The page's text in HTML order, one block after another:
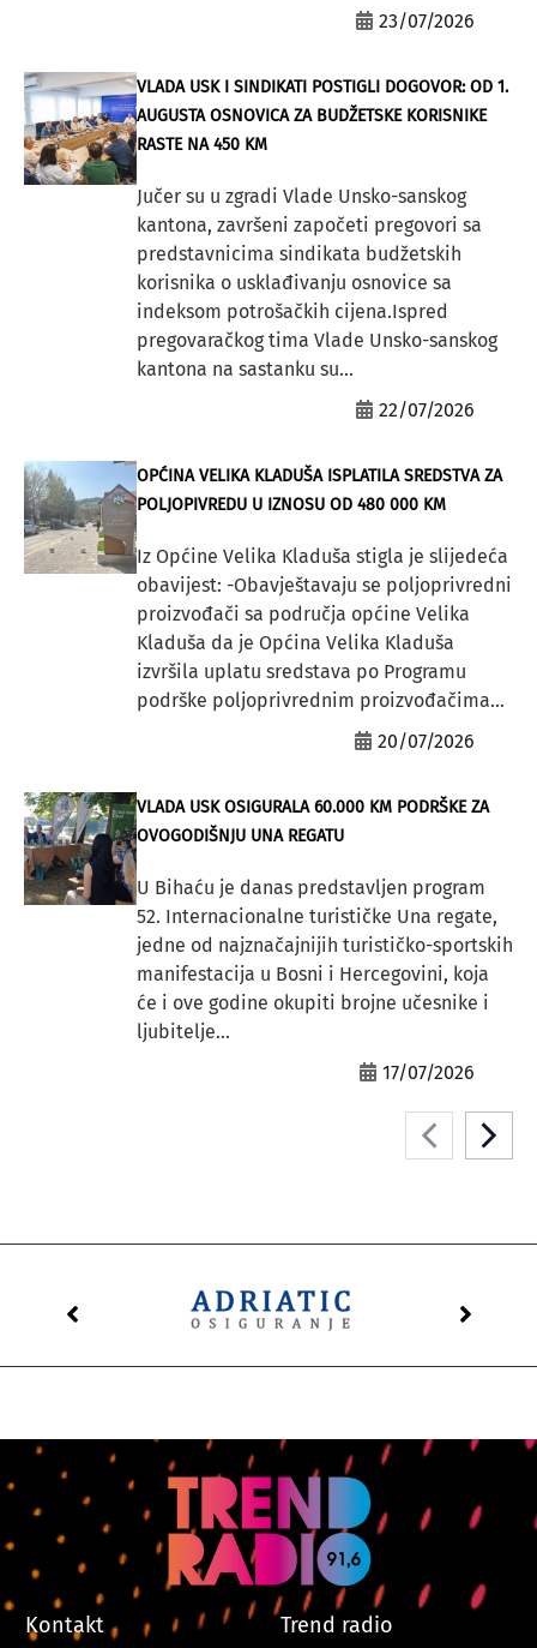
23/07/2026
VLADA USK I SINDIKATI POSTIGLI DOGOVOR: OD 1.
AUGUSTA OSNOVICA ZA BUDŽETSKE KORISNIKE
RASTE NA 450 KM
Jučer su u zgradi Vlade Unsko-sanskog
kantona, završeni započeti pregovori sa
predstavnicima sindikata budžetskih
korisnika o usklađivanju osnovice sa
indeksom potrošačkih cijena.Ispred
pregovaračkog tima Vlade Unsko-sanskog
kantona na sastanku su...
22/07/2026
OPĆINA VELIKA KLADUŠA ISPLATILA SREDSTVA ZA
POLJOPIVREDU U IZNOSU OD 480 000 KM
Iz Općine Velika Kladuša stigla je slijedeća
obavijest: -Obavještavaju se poljoprivredni
proizvođači sa područja općine Velika
Kladuša da je Općina Velika Kladuša
izvršila uplatu sredstava po Programu
podrške poljoprivrednim proizvođačima...
20/07/2026
VLADA USK OSIGURALA 60.000 KM PODRŠKE ZA
OVOGODIŠNJU UNA REGATU
U Bihaću je danas predstavljen program
52. Internacionalne turističke Una regate,
jedne od najznačajnijih turističko-sportskih
manifestacija u Bosni i Hercegovini, koja
će i ove godine okupiti brojne učesnike i
ljubitelje...
17/07/2026
Kontakt Trend radio